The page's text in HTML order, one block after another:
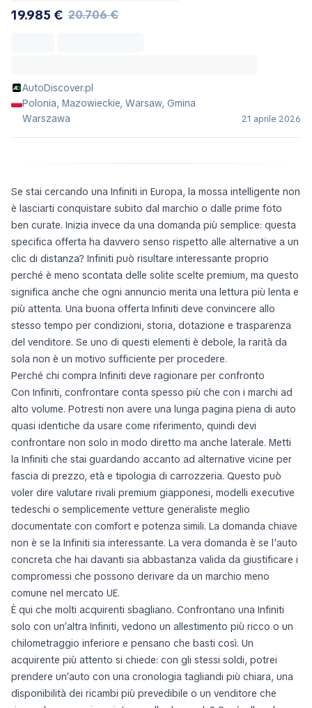
19.985 € 20.706 €
AutoDiscover.pl
Polonia, Mazowieckie, Warsaw, Gmina
Warszawa
21 aprile 2026
Se stai cercando una Infiniti in Europa, la mossa intelligente non
è lasciarti conquistare subito dal marchio o dalle prime foto
ben curate. Inizia invece da una domanda più semplice: questa
specifica offerta ha davvero senso rispetto alle alternative a un
clic di distanza? Infiniti può risultare interessante proprio
perché è meno scontata delle solite scelte premium, ma questo
significa anche che ogni annuncio merita una lettura più lenta e
più attenta. Una buona offerta Infiniti deve convincere allo
stesso tempo per condizioni, storia, dotazione e trasparenza
del venditore. Se uno di questi elementi è debole, la rarità da
sola non è un motivo sufficiente per procedere.
Perché chi compra Infiniti deve ragionare per confronto
Con Infiniti, confrontare conta spesso più che con i marchi ad
alto volume. Potresti non avere una lunga pagina piena di auto
quasi identiche da usare come riferimento, quindi devi
confrontare non solo in modo diretto ma anche laterale. Metti
la Infiniti che stai guardando accanto ad alternative vicine per
fascia di prezzo, età e tipologia di carrozzeria. Questo può
voler dire valutare rivali premium giapponesi, modelli executive
tedeschi o semplicemente vetture generaliste meglio
documentate con comfort e potenza simili. La domanda chiave
non è se la Infiniti sia interessante. La vera domanda è se l’auto
concreta che hai davanti sia abbastanza valida da giustificare i
compromessi che possono derivare da un marchio meno
comune nel mercato UE.
È qui che molti acquirenti sbagliano. Confrontano una Infiniti
solo con un’altra Infiniti, vedono un allestimento più ricco o un
chilometraggio inferiore e pensano che basti così. Un
acquirente più attento si chiede: con gli stessi soldi, potrei
prendere un’auto con una cronologia tagliandi più chiara, una
disponibilità dei ricambi più prevedibile o un venditore che